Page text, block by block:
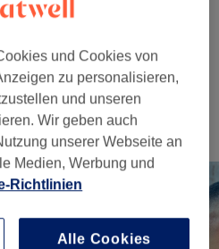
( 1) 18 €
und Cookies von
zu personalisieren,
und unseren
Wir geben auch
unserer Webseite an
Medien, Werbung und
Richtlinien
Alle Cookies